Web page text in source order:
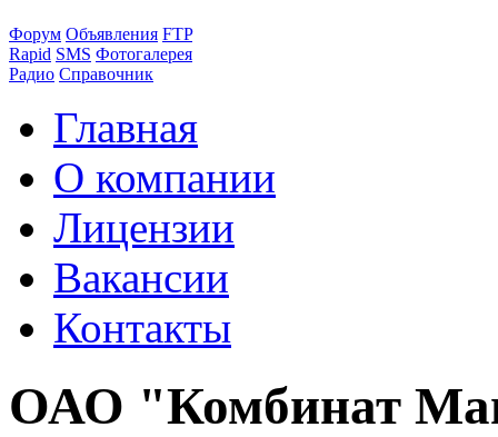
Форум Объявления FTP
Rapid SMS Фотогалерея
Радио Справочник
Главная
О компании
Лицензии
Вакансии
Контакты
ОАО "Комбинат